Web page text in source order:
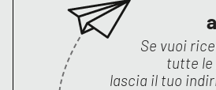
Vibo Valentia
Se vuoi
tutte le
lascia il tuo